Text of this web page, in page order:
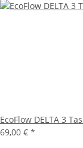
EcoFlow DELTA 3
69,00 € *